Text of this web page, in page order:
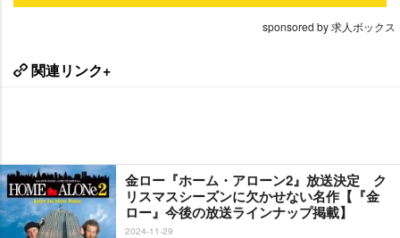
sponsored by 求人ボックス
関連リンク+
金ロー『ホーム・アローン2』放送決定 ク
リスマスシーズンに欠かせない名作【『金
ロー』今後の放送ラインナップ掲載】
2024-11-29